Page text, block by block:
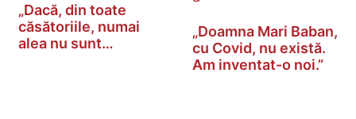
„Dacă, din toate
căsătoriile, numai
alea nu sunt…
„Doamna Mari Baban,
cu Covid, nu există.
Am inventat-o noi.”